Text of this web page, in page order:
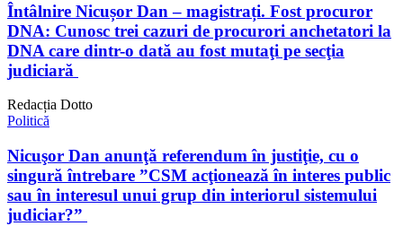
Întâlnire Nicușor Dan – magistrați. Fost procuror
DNA: Cunosc trei cazuri de procurori anchetatori la
DNA care dintr-o dată au fost mutaţi pe secţia
judiciară
Redacția Dotto
Politică
Nicuşor Dan anunţă referendum în justiţie, cu o
singură întrebare ”CSM acţionează în interes public
sau în interesul unui grup din interiorul sistemului
judiciar?”